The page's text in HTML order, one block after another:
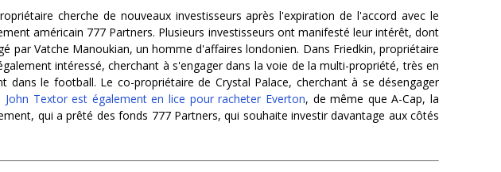
cherche de nouveaux investisseurs après l'expiration de l'accord avec le
américain 777 Partners. Plusieurs investisseurs ont manifesté leur intérêt, dont
par Vatche Manoukian, un homme d'affaires londonien. Dans Friedkin, propriétaire
intéressé, cherchant à s'engager dans la voie de la multi-propriété, très en
dans le football. Le co-propriétaire de Crystal Palace, cherchant à se désengager
John Textor est également en lice pour racheter Everton, de même que A-Cap, la
qui a prêté des fonds 777 Partners, qui souhaite investir davantage aux côtés